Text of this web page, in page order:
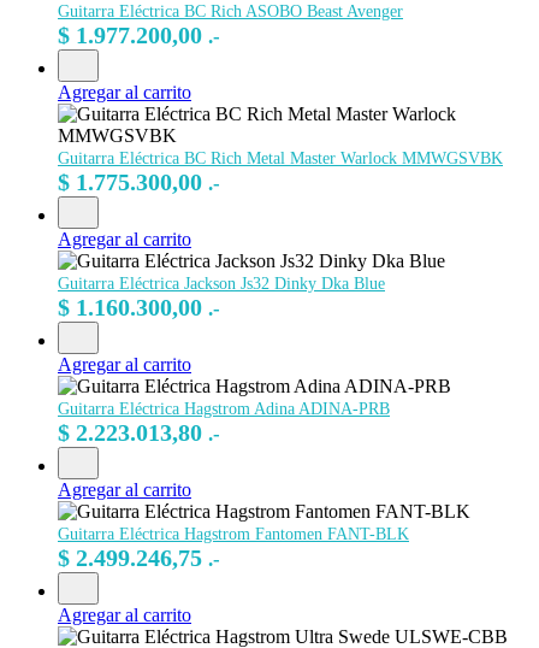
Guitarra Eléctrica BC Rich ASOBO Beast Avenger
$ 1.977.200,00 .-
Agregar al carrito
Guitarra Eléctrica BC Rich Metal Master Warlock MMWGSVBK
$ 1.775.300,00 .-
Agregar al carrito
Guitarra Eléctrica Jackson Js32 Dinky Dka Blue
$ 1.160.300,00 .-
Agregar al carrito
Guitarra Eléctrica Hagstrom Adina ADINA-PRB
$ 2.223.013,80 .-
Agregar al carrito
Guitarra Eléctrica Hagstrom Fantomen FANT-BLK
$ 2.499.246,75 .-
Agregar al carrito